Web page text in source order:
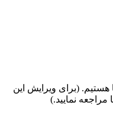
شما هستیم. (برای ویرایش این
نمایید.)